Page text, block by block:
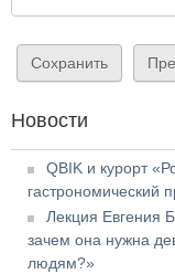
Новости
QBIK и курорт
гастрономический
Лекция Евгения
зачем она нужна
людям?»